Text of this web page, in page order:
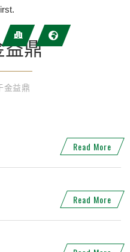
益鼎
金益鼎
Read More
Read More